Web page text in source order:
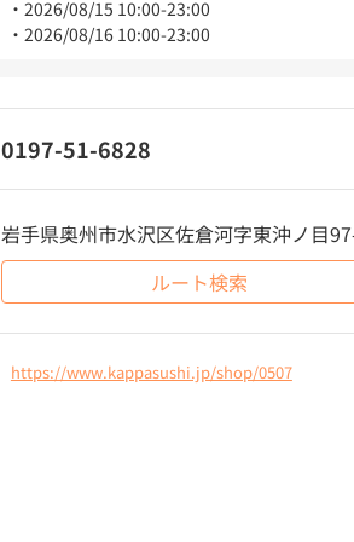
2026/08/15 10:00-23:00
2026/08/16 10:00-23:00
0197-51-6828
岩手県奥州市水沢区佐倉河字東沖ノ目
ルート検索
https://www.kappasushi.jp/shop/0507